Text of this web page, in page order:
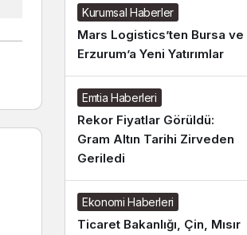
Kurumsal Haberler
Mars Logistics’ten Bursa ve
Erzurum’a Yeni Yatırımlar
Emtia Haberleri
Rekor Fiyatlar Görüldü:
Gram Altın Tarihi Zirveden
Geriledi
Ekonomi Haberleri
Ticaret Bakanlığı, Çin, Mısır